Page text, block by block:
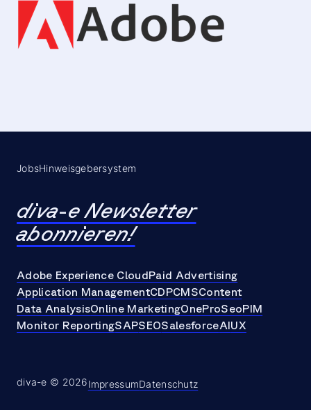
JobsHinweisgebersystem
diva-e Newsletter
abonnieren!
Adobe Experience CloudPaid Advertising
Application ManagementCDPCMSContent
Data AnalysisOnline MarketingOneProSeoPIM
Monitor ReportingSAPSEOSalesforceAIUX
diva-e © 2026ImpressumDatenschutz